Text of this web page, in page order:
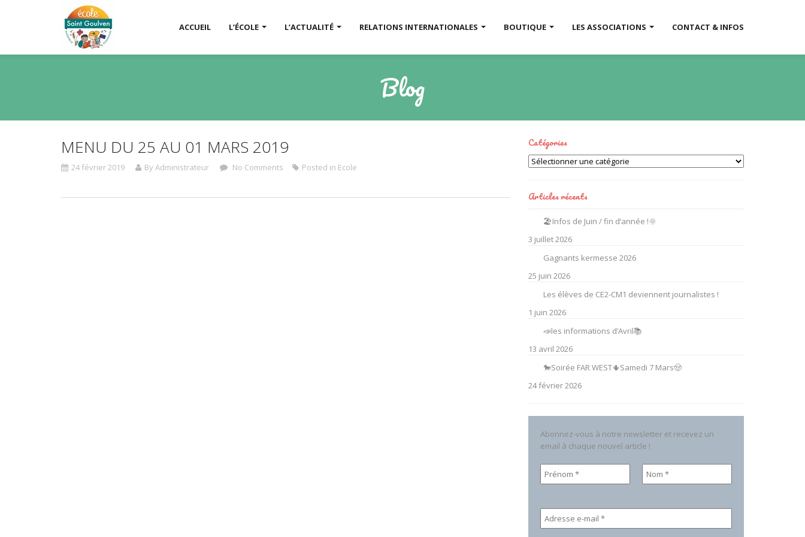
ACCUEIL L’ÉCOLE L’ACTUALITÉ RELATIONS INTERNATIONALES BOUTIQUE LES ASSOCIATIONS CONTACT & INFOS
Blog
MENU DU 25 AU 01 MARS 2019
24 février 2019 By Administrateur No Comments Posted in Ecole
Catégories
Catégories
Articles récents
🏖️Infos de Juin / fin d’année !🌞
3 juillet 2026
Gagnants kermesse 2026
25 juin 2026
Les élèves de CE2-CM1 deviennent journalistes !
1 juin 2026
📣les informations d’Avril📚
13 avril 2026
🐎Soirée FAR WEST🌵Samedi 7 Mars🤠
24 février 2026
Abonnez-vous à notre newsletter et recevez un
email à chaque nouvel article !